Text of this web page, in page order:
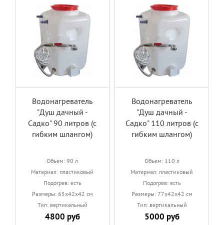
Водонагреватель
"Душ дачный -
Садко" 90 литров (с
гибким шлангом)
Объем: 90 л
Материал: пластиковый
Подогрев: есть
Размеры: 65х42х42 см
Тип: вертикальный
4800 руб
Водонагреватель
"Душ дачный -
Садко" 110 литров (с
гибким шлангом)
Объем: 110 л
Материал: пластиковый
Подогрев: есть
Размеры: 77х42х42 см
Тип: вертикальный
5000 руб